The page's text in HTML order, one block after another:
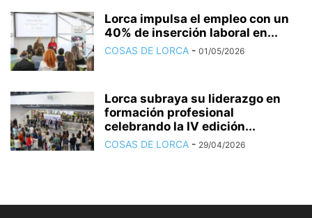
Lorca impulsa el empleo con un
40% de inserción laboral en...
COSAS DE LORCA - 01/05/2026
Lorca subraya su liderazgo en
formación profesional
celebrando la IV edición...
COSAS DE LORCA - 29/04/2026